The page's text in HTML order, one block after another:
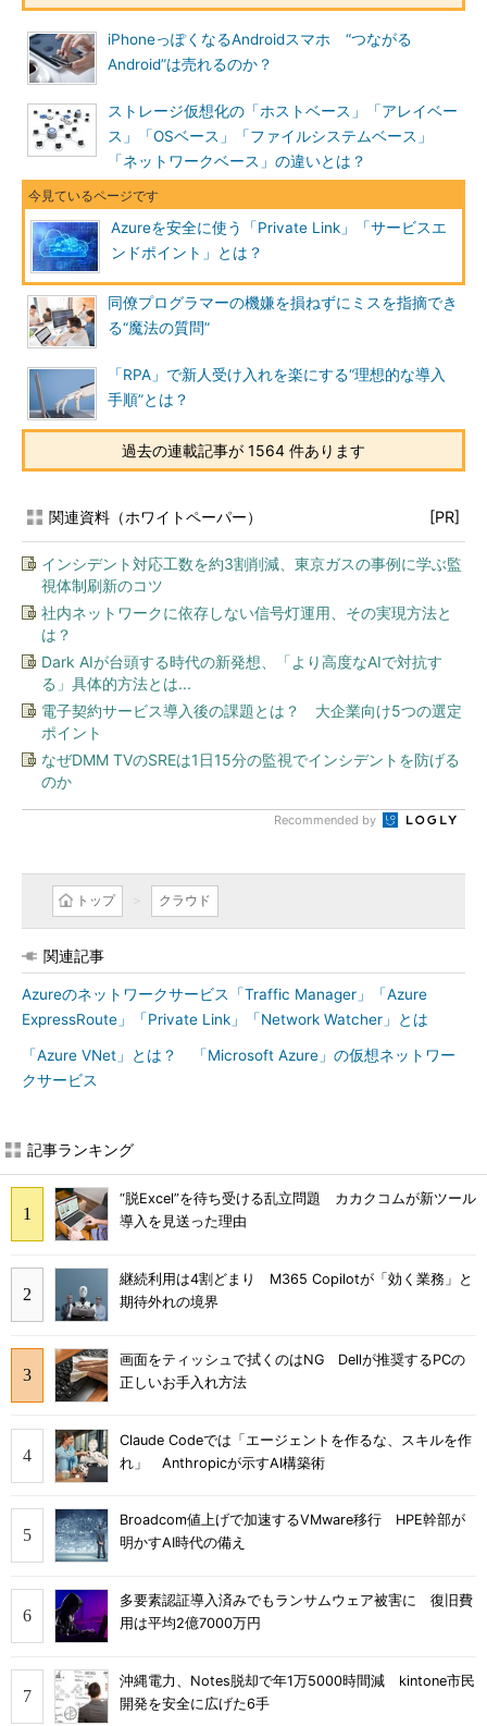
iPhoneっぽくなるAndroidスマホ “つながる
Android”は売れるのか？
ストレージ仮想化の「ホストベース」「アレイベー
ス」「OSベース」「ファイルシステムベース」
「ネットワークベース」の違いとは？
Azureを安全に使う「Private Link」「サービスエ
ンドポイント」とは？
同僚プログラマーの機嫌を損ねずにミスを指摘でき
る“魔法の質問”
「RPA」で新人受け入れを楽にする“理想的な導入
手順”とは？
過去の連載記事が 1564 件あります
関連資料（ホワイトペーパー） [PR]
インシデント対応工数を約3割削減、東京ガスの事例に学ぶ監
視体制刷新のコツ
社内ネットワークに依存しない信号灯運用、その実現方法と
は？
Dark AIが台頭する時代の新発想、「より高度なAIで対抗す
る」具体的方法とは...
電子契約サービス導入後の課題とは？ 大企業向け5つの選定
ポイント
なぜDMM TVのSREは1日15分の監視でインシデントを防げる
のか
Recommended by
トップ クラウド
関連記事
Azureのネットワークサービス「Traffic Manager」「Azure
ExpressRoute」「Private Link」「Network Watcher」とは
「Azure VNet」とは？ 「Microsoft Azure」の仮想ネットワー
クサービス
記事ランキング
“脱Excel”を待ち受ける乱立問題 カカクコムが新ツール
導入を見送った理由
継続利用は4割どまり M365 Copilotが「効く業務」と
期待外れの境界
画面をティッシュで拭くのはNG Dellが推奨するPCの
正しいお手入れ方法
Claude Codeでは「エージェントを作るな、スキルを作
れ」 Anthropicが示すAI構築術
Broadcom値上げで加速するVMware移行 HPE幹部が
明かすAI時代の備え
多要素認証導入済みでもランサムウェア被害に 復旧費
用は平均2億7000万円
沖縄電力、Notes脱却で年1万5000時間減 kintone市民
開発を安全に広げた6手